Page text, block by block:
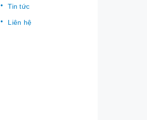
Tin tức
Liên hệ